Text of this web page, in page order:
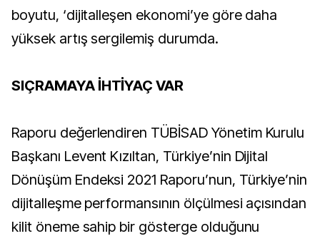
boyutu, ‘dijitalleşen ekonomi’ye göre daha
yüksek artış sergilemiş durumda.
SIÇRAMAYA İHTİYAÇ VAR
Raporu değerlendiren TÜBİSAD Yönetim Kurulu
Başkanı Levent Kızıltan, Türkiye’nin Dijital
Dönüşüm Endeksi 2021 Raporu’nun, Türkiye’nin
dijitalleşme performansının ölçülmesi açısından
kilit öneme sahip bir gösterge olduğunu